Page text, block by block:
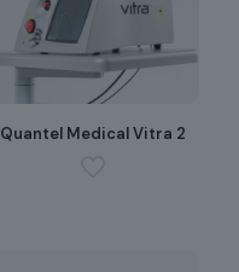
Quantel Medical Vitra 2